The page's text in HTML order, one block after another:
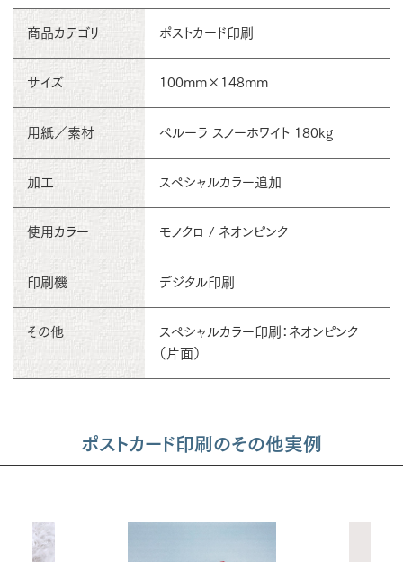
商品カテゴリ ポストカード印刷
サイズ 100mm×148mm
用紙／素材 ペルーラ スノーホワイト 180kg
加工 スペシャルカラー追加
使用カラー モノクロ / ネオンピンク
印刷機 デジタル印刷
その他
スペシャルカラー印刷：ネオンピンク
（片面）
ポストカード印刷のその他実例